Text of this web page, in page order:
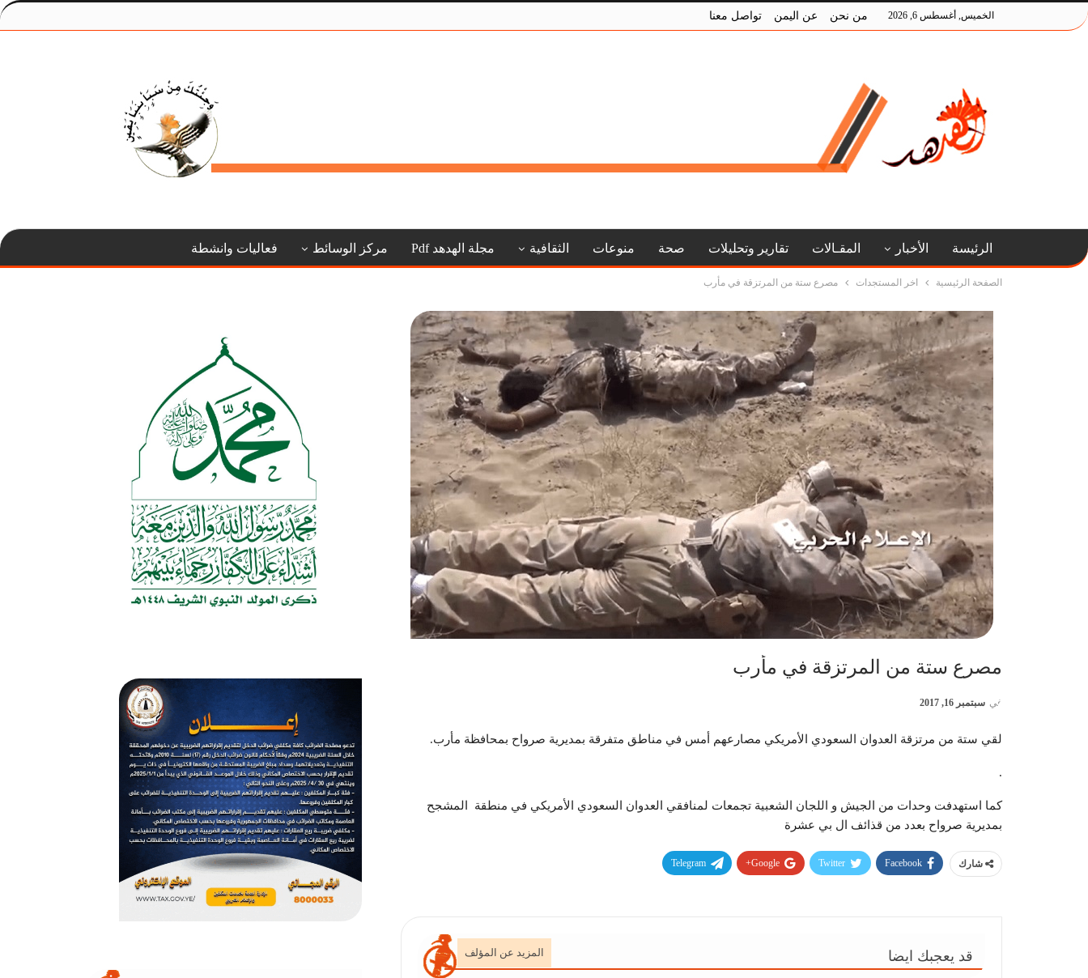
الخميس, أغسطس 6, 2026 من نحن عن اليمن تواصل معنا
الرئيسة الأخبار المقـالات تقارير وتحليلات صحة منوعات الثقافية مجلة الهدهد Pdf مركز الوسائط فعاليات وانشطة
الصفحة الرئيسية اخر المستجدات مصرع ستة من المرتزقة في مأرب
مصرع ستة من المرتزقة في مأرب
في سبتمبر 16, 2017
لقي ستة من مرتزقة العدوان السعودي الأمريكي مصارعهم أمس في مناطق متفرقة بمديرية صرواح بمحافظة مأرب.
.
كما استهدفت وحدات من الجيش و اللجان الشعبية تجمعات لمنافقي العدوان السعودي الأمريكي في منطقة المشجح
بمديرية صرواح بعدد من قذائف ال بي عشرة
شارك Facebook
Twitter
Google+
Telegram
قد يعجبك ايضا المزيد عن المؤلف